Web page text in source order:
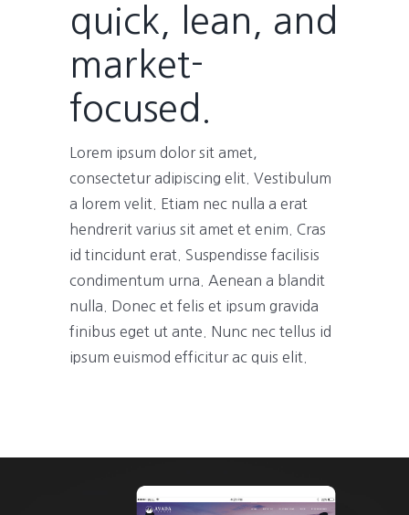
quick, lean, and
market-
focused.
Lorem ipsum dolor sit amet,
consectetur adipiscing elit. Vestibulum
a lorem velit. Etiam nec nulla a erat
hendrerit varius sit amet et enim. Cras
id tincidunt erat. Suspendisse facilisis
condimentum urna. Aenean a blandit
nulla. Donec et felis et ipsum gravida
finibus eget ut ante. Nunc nec tellus id
ipsum euismod efficitur ac quis elit.